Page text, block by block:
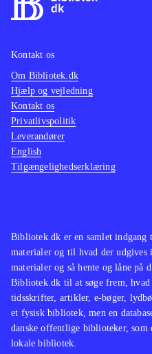
Bibliotek.dk er en samlet indgang
materialer og til hvad der udgives
materialer og så hente og låne på
Bibliotek.dk til at søge frem,
tidsskrifter, artikler, e-bøger,
et fysisk bibliotek, men en
danske offentlige biblioteker,
lokale bibliotek.
Kontakt os
Om Bibliotek.dk
Hjælp og vejledning
Kontakt os
Privatlivspolitik
Leverandører
English
Tilgængelighedserklæring